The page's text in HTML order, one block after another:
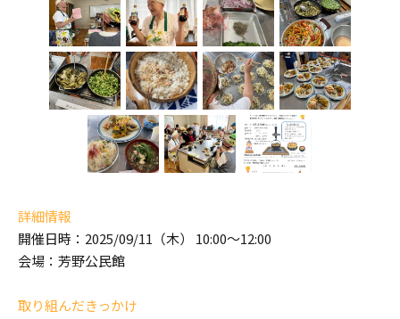
詳細情報
開催日時：2025/09/11（木） 10:00～12:00
会場：芳野公民館
取り組んだきっかけ